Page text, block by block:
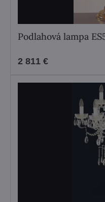
Podlahová lampa
2 811 €